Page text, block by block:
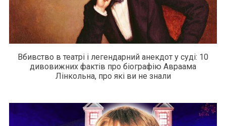
Вбивство в театрі і легендарний анекдот у суді: 10
дивовижних фактів про біографію Авраама
Лінкольна, про які ви не знали